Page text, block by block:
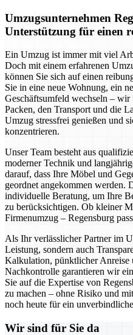
Umzugsunternehmen
Unterstützung für einen
Ein Umzug ist immer mit viel
Doch mit einem erfahrenen
können Sie sich auf einen
Sie in eine neue Wohnung, ein
Geschäftsumfeld wechseln – wir
Packen, den Transport und die
Umzug stressfrei genießen und
konzentrieren.
Unser Team besteht aus
moderner Technik und
darauf, dass Ihre Möbel und
geordnet angekommen werden.
individuelle Beratung, um Ihre
zu berücksichtigen. Ob kleiner
Firmenumzug – Regensburg
Als Ihr verlässlicher Partner im
Leistung, sondern auch
Kalkulation, pünktlicher Anreise
Nachkontrolle garantieren wir
Sie auf die Expertise von
zu machen – ohne Risiko und
noch heute für ein
Wir sind für Sie da